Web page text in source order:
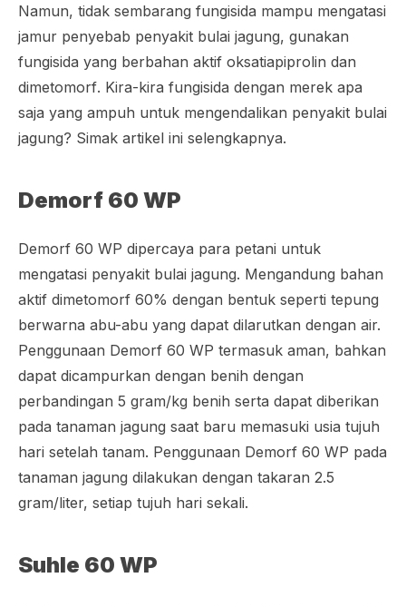
Namun, tidak sembarang fungisida mampu mengatasi
jamur penyebab penyakit bulai jagung, gunakan
fungisida yang berbahan aktif oksatiapiprolin dan
dimetomorf. Kira-kira fungisida dengan merek apa
saja yang ampuh untuk mengendalikan penyakit bulai
jagung? Simak artikel ini selengkapnya.
Demorf 60 WP
Demorf 60 WP dipercaya para petani untuk
mengatasi penyakit bulai jagung. Mengandung bahan
aktif dimetomorf 60% dengan bentuk seperti tepung
berwarna abu-abu yang dapat dilarutkan dengan air.
Penggunaan Demorf 60 WP termasuk aman, bahkan
dapat dicampurkan dengan benih dengan
perbandingan 5 gram/kg benih serta dapat diberikan
pada tanaman jagung saat baru memasuki usia tujuh
hari setelah tanam. Penggunaan Demorf 60 WP pada
tanaman jagung dilakukan dengan takaran 2.5
gram/liter, setiap tujuh hari sekali.
Suhle 60 WP